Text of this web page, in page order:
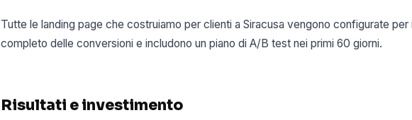
Tutte le landing page che costruiamo per clienti a Siracusa vengono configurate
completo delle conversioni e includono un piano di A/B test nei primi 60 giorni.
Risultati e investimento